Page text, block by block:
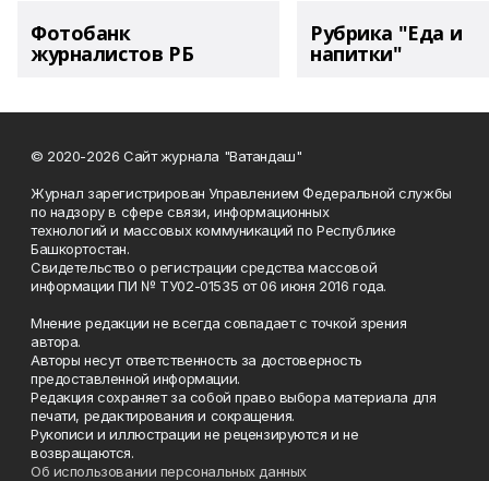
Фотобанк
журналистов РБ
Рубрика "Еда и
напитки"
© 2020-2026 Сайт журнала "Ватандаш"
Журнал зарегистрирован Управлением Федеральной службы
по надзору в сфере связи, информационных
технологий и массовых коммуникаций по Республике
Башкортостан.
Свидетельство о регистрации средства массовой
информации ПИ № ТУ02-01535 от 06 июня 2016 года.
Мнение редакции не всегда совпадает с точкой зрения
автора.
Авторы несут ответственность за достоверность
предоставленной информации.
Редакция сохраняет за собой право выбора материала для
печати, редактирования и сокращения.
Рукописи и иллюстрации не рецензируются и не
возвращаются.
Об использовании персональных данных